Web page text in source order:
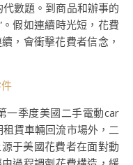
數題。到商品和辦事的
假如連續時光短，花費
，會衝擊花費者信念，
一季度美國二手電動car
租賃車輛回流市場外，二
于美國花費者在面對動